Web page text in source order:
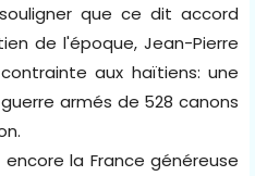
que ce dit accord
de l'époque, Jean-Pierre
aux haïtiens: une
armés de 528 canons
la France généreuse